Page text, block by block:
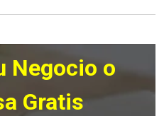
Negocio o
Gratis